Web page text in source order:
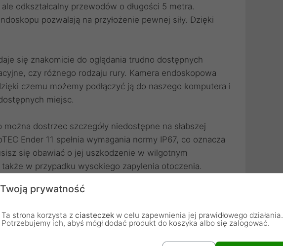
odkształcalny przewodów o długości 5 metra.
pozwalają na przyłożenie pewnej siły. Dzięki
się znakomicie do oglądania trudno dostępnych
czy różnego rodzaju rury. Kamera endoskopowa
czemu możemy podłączyć ją do naszego komputera i
miejsc.
dostrzec szczegóły niedostępne na słabszej
Ender 11 spełnia wymagania normy IP67, co oznacza
się obawiać o jej uszkodzenie w wilgotnym
w przypadku wysokiego zapylenia otoczenia.
/ USB-C dzięki czemu pracuje bez dodatkowych
prywatność
Ta strona korzysta z ciasteczek w celu zapewnienia jej prawidłowego działania.
Potrzebujemy ich, abyś mógł dodać produkt do koszyka albo się zalogować.